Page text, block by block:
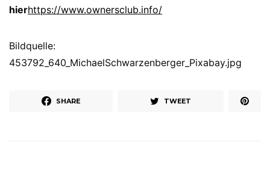
hierhttps://www.ownersclub.info/
Bildquelle:
453792_640_MichaelSchwarzenberger_Pixabay.jpg
SHARE TWEET